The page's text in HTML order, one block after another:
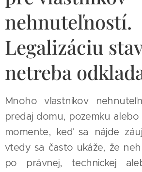
nehnuteľností.
Legalizáciu
netreba
Mnoho vlastníkov
predaj domu, pozemku
momente, keď sa nájde
vtedy sa často ukáže, že
po právnej, technickej